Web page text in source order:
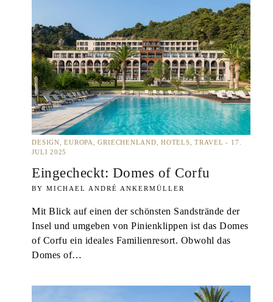
DESIGN EUROPA GRIECHENLAND HOTELS TRAVEL
17.
JULI 2025
Eingecheckt: Domes of Corfu
MICHAEL ANDRÉ ANKERMÜLLER
Mit Blick auf einen der schönsten Sandstrände der
Insel und umgeben von Pinienklippen ist das Domes
of Corfu ein ideales Familienresort. Obwohl das
Domes of…